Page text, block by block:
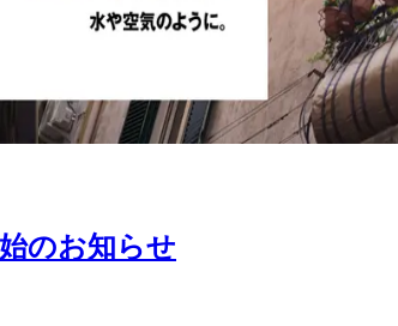
のお知らせ